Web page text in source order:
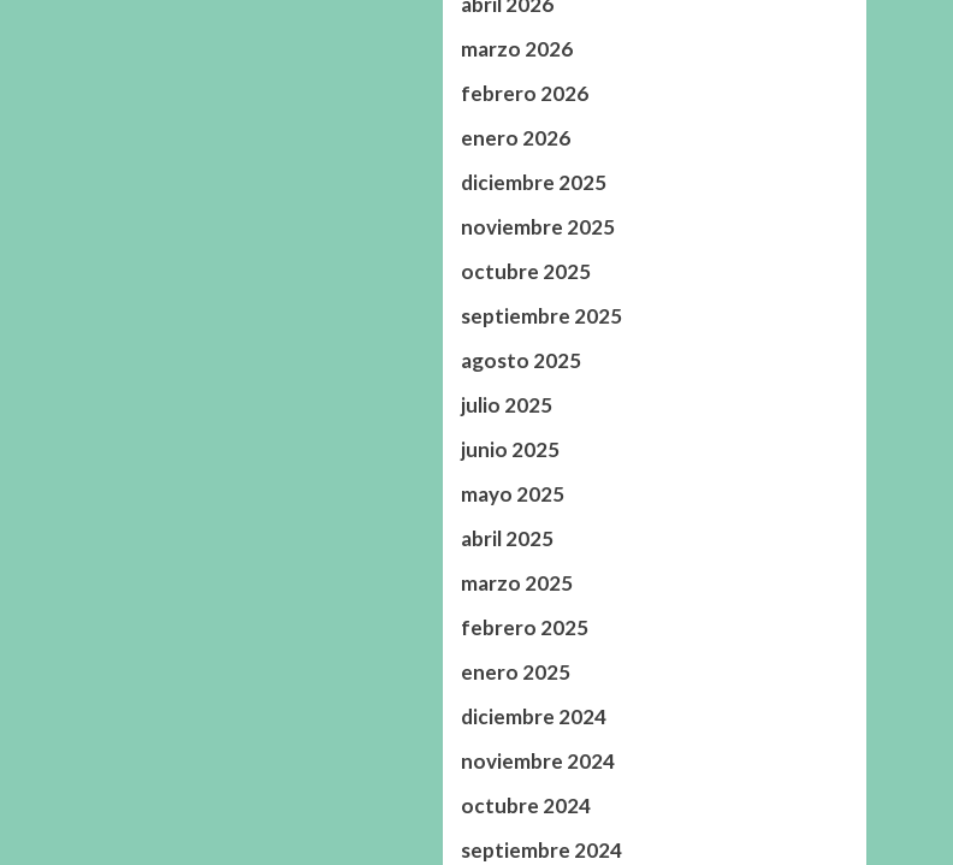
marzo 2026
febrero 2026
enero 2026
diciembre 2025
noviembre 2025
octubre 2025
septiembre 2025
agosto 2025
julio 2025
junio 2025
mayo 2025
abril 2025
marzo 2025
febrero 2025
enero 2025
diciembre 2024
noviembre 2024
octubre 2024
septiembre 2024